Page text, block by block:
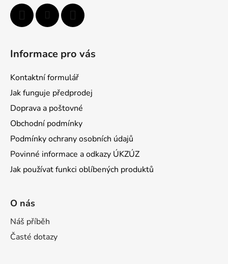
Informace pro vás
Kontaktní formulář
Jak funguje předprodej
Doprava a poštovné
Obchodní podmínky
Podmínky ochrany osobních údajů
Povinné informace a odkazy ÚKZÚZ
Jak používat funkci oblíbených produktů
O nás
Náš příběh
Časté dotazy